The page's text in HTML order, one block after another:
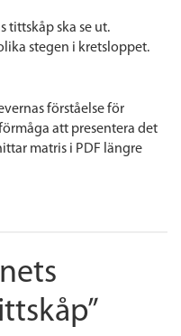
tittskåp ska se ut.
stegen i kretsloppet.
förståelse för
att presentera det
matris i PDF längre